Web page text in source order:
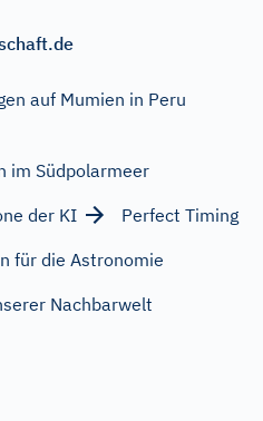
auf Mumien in Peru
im Südpolarmeer
der KI
Perfect Timing
für die Astronomie
Nachbarwelt